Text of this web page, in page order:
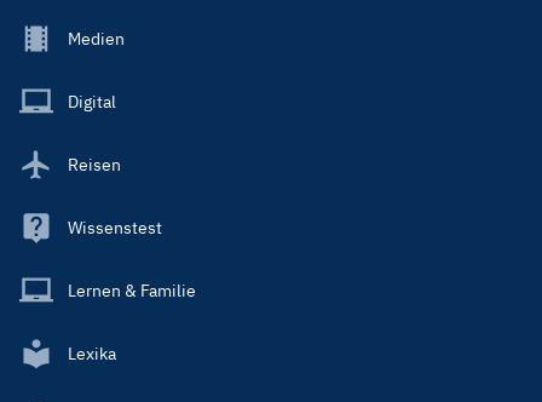
Footer
Main
Medien
Digital
Reisen
Wissenstest
Lernen & Familie
Lexika